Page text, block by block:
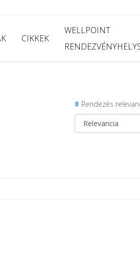
CIKKEK
WELLPOINT
Rendezés